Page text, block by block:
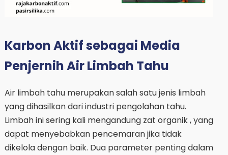
Karbon Aktif sebagai Media
Penjernih Air Limbah Tahu
Air limbah tahu merupakan salah satu jenis limbah
yang dihasilkan dari industri pengolahan tahu.
Limbah ini sering kali mengandung zat organik , yang
dapat menyebabkan pencemaran jika tidak
dikelola dengan baik. Dua parameter penting dalam